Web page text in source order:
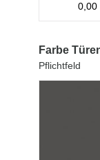
0,00
Farbe
Pflichtfeld